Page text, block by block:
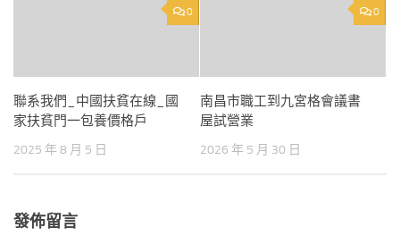
0
聯系我們_中國扶貧在線_國
家扶貧門一包養價格戶
2025 年 8 月 5 日
0
南昌市職工到九宮格會議書
屋試營業
2026 年 5 月 30 日
發佈留言